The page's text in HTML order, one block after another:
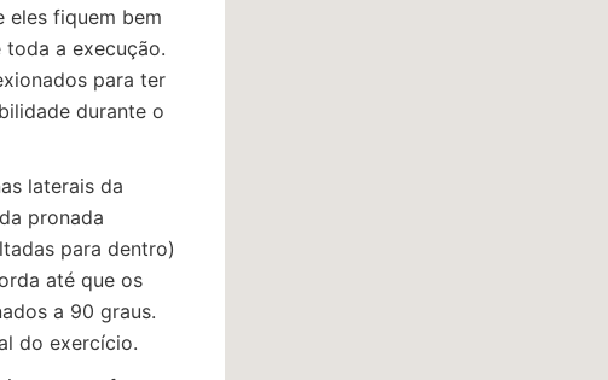
eles fiquem bem
a execução.
para ter
durante o
laterais da
pronada
para dentro)
até que os
a 90 graus.
do exercício.